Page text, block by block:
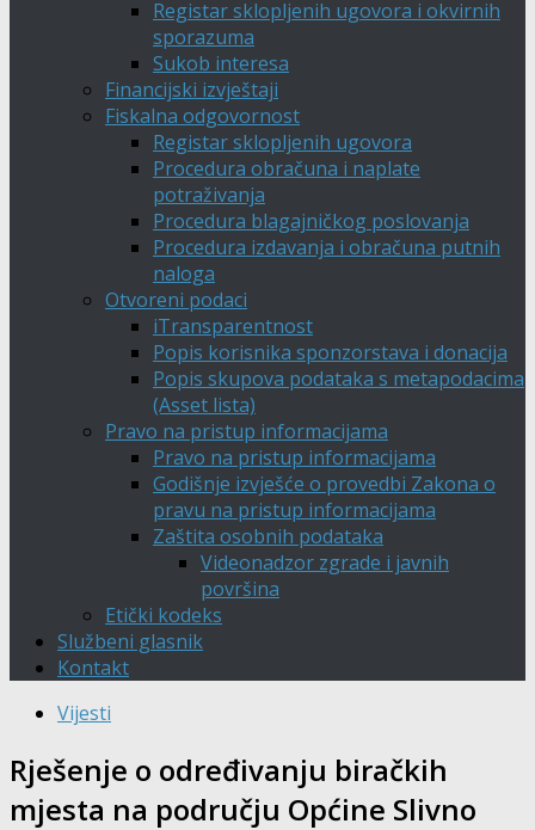
Registar sklopljenih ugovora i okvirnih
sporazuma
Sukob interesa
Financijski izvještaji
Fiskalna odgovornost
Registar sklopljenih ugovora
Procedura obračuna i naplate
potraživanja
Procedura blagajničkog poslovanja
Procedura izdavanja i obračuna putnih
naloga
Otvoreni podaci
iTransparentnost
Popis korisnika sponzorstava i donacija
Popis skupova podataka s metapodacima
(Asset lista)
Pravo na pristup informacijama
Pravo na pristup informacijama
Godišnje izvješće o provedbi Zakona o
pravu na pristup informacijama
Zaštita osobnih podataka
Videonadzor zgrade i javnih
površina
Etički kodeks
Službeni glasnik
Kontakt
Vijesti
Rješenje o određivanju biračkih
mjesta na području Općine Slivno